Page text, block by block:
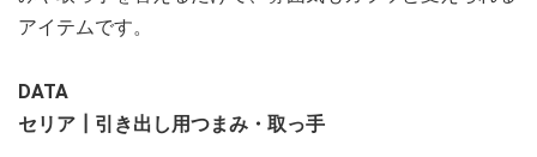
アイテムです。
DATA
セリア┃引き出し用つまみ・取っ手